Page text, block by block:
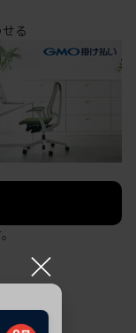
る
×